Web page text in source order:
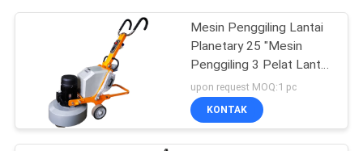
Mesin Penggiling Lantai
Planetary 25 "Mesin
Penggiling 3 Pelat Lantai
Polisher
upon request MOQ:1 pc
KONTAK